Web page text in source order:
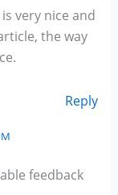
very nice and
the way
Reply
feedback